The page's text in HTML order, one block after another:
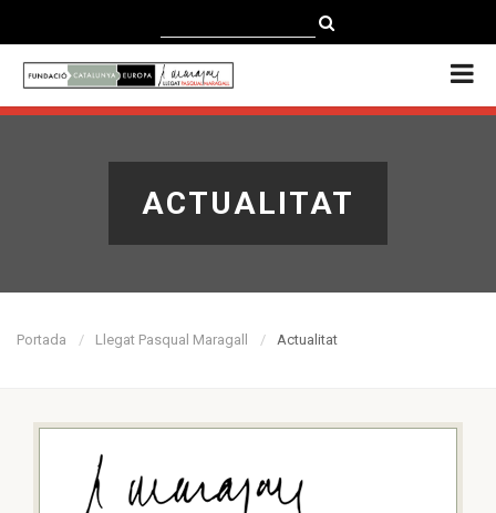
ENGLISH
ACTUALITAT
Portada Llegat Pasqual Maragall Actualitat